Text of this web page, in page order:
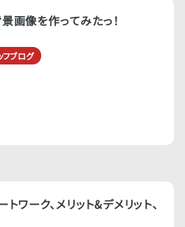
画像を作ってみたっ！
フブログ
ワーク、メリット&デメリット、